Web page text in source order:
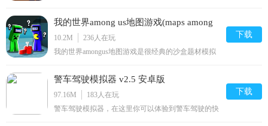
到底，喜欢就来2265安卓网下载体验呗！农场成长免
费版介绍：是超棒的农业耕作模拟经营类游戏。没有
僵尸，只有植
我的世界among us地图游戏(maps among
us for mcpe) v2.0
10.2M 236人在玩
我的世界amongus地图游戏是很经典的沙盒题材模拟
开启一段全新的冒险旅程，匹配队友，较量演技，通
过彼此相互交流，确定内奸身份即可闯关成功，很刺
激的体验过程，喜
下载
警车驾驶模拟器 v2.5 安卓版
97.16M 183人在玩
警车驾驶模拟器，在这里你可以体验到警车驾驶的快
下载